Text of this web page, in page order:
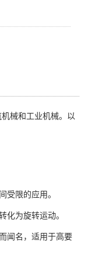
械和工业机械。以
受限的应用。
化为旋转运动。
闻名，适用于高要